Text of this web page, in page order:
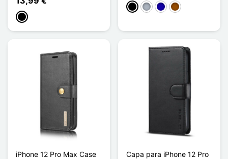
Preto
PretoCinzentoAzul Escuro
Castanho
iPhone 12 Pro Max Case
Capa para iPhone 12 Pro